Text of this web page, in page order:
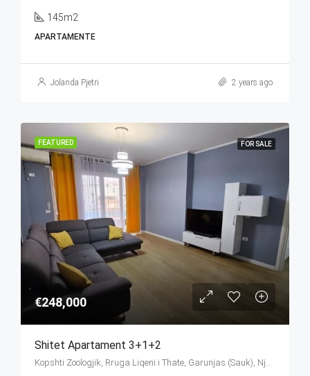
145m2
APARTAMENTE
Jolanda Pjetri 2 years ago
FEATURED FOR SALE
€248,000
Shitet Apartament 3+1+2
Kopshti Zoologjik, Rruga Liqeni i Thate, Garunjas (Sauk), Njësia Bashkiake Nr. 2, Farkë, Tirana Municipality, Tirana County, Central Albania, 1045, Albania